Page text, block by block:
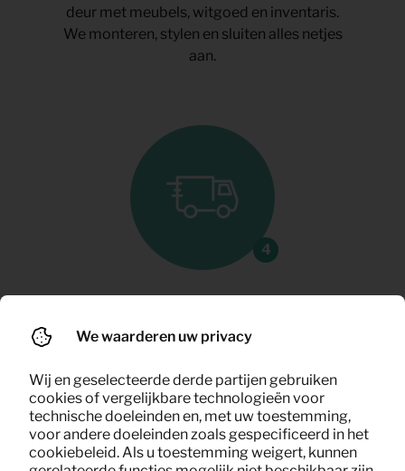
deur met meubels, witgoed en inventaris.
We monteren, stylen en sluiten alles netjes
aan.
Klaar? Dan halen we het
Is de woning niet meer nodig? Dan plannen
we de retour op jouw moment. Liever
verlengen? Geen probleem, we blijven
flexibel.
We waarderen uw privacy
Wij en geselecteerde derde partijen gebruiken
cookies of vergelijkbare technologieën voor
technische doeleinden en, met uw toestemming,
voor andere doeleinden zoals gespecificeerd in het
cookiebeleid. Als u toestemming weigert, kunnen